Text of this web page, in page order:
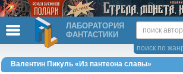
ЛАБОРАТОРИЯ
ФАНТАСТИКИ
поиск по
Валентин Пикуль «Из пантеона славы»